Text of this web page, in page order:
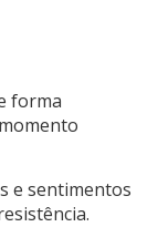
forma
e sentimentos